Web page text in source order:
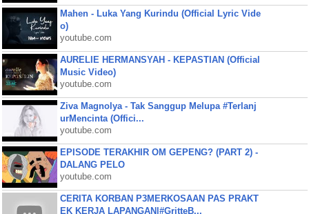
Mahen - Luka Yang Kurindu (Official Lyric Vide
o)
youtube.com
AURELIE HERMANSYAH - KEPASTIAN (Official
Music Video)
youtube.com
Ziva Magnolya - Tak Sanggup Melupa #Terlanj
urMencinta (Offici...
youtube.com
EPISODE TERAKHIR OM GEPENG? (PART 2) -
DALANG PELO
youtube.com
CERITA KORBAN P3MERKOSAAN PAS PRAKT
EK KERJA LAPANGAN|#GritteB...